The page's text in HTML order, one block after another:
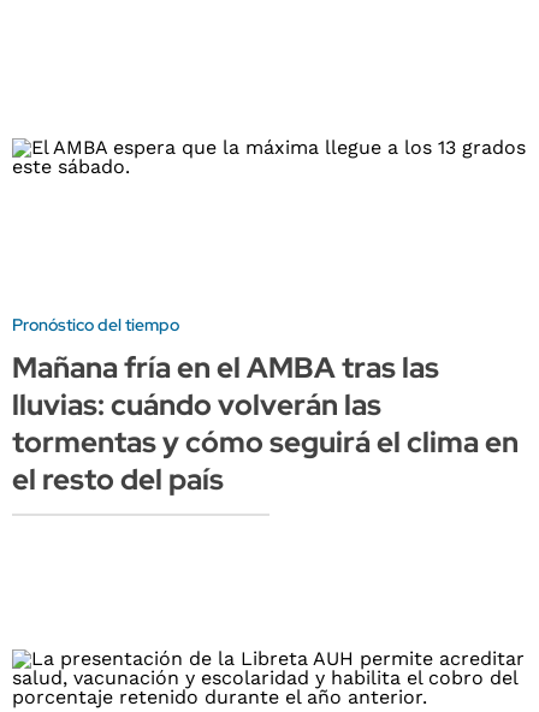
Pronóstico del tiempo
Mañana fría en el AMBA tras las
lluvias: cuándo volverán las
tormentas y cómo seguirá el clima en
el resto del país